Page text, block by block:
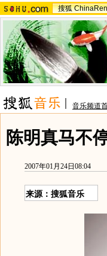
搜狐 ChinaRen
音乐频道
陈明真马不
2007年01月24日08:04
来源：搜狐音乐